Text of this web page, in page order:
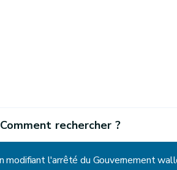
Comment rechercher ?